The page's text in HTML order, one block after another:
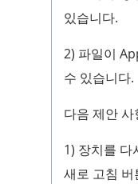
있습니다.
2) 파일이
수 있습니다.
다음 제안
1) 장치를 다
새로 고침